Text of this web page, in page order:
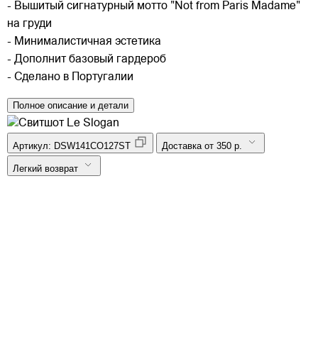
- Вышитый сигнатурный мотто "Not from Paris Madame"
на груди
- Минималистичная эстетика
- Дополнит базовый гардероб
- Сделано в Португалии
Полное описание и детали
Артикул: DSW141CO127ST Доставка от 350 р.
Легкий возврат